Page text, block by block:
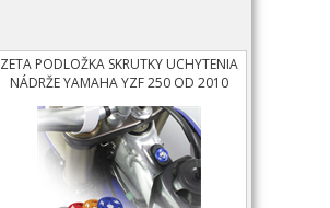
ZETA PODLOŽKA SKRUTKY UCHYTENIA
NÁDRŽE YAMAHA YZF 250 OD 2010